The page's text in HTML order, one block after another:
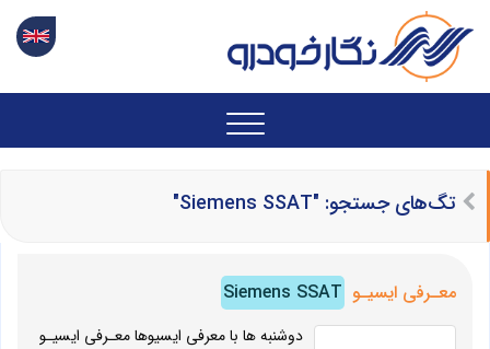
تگ‌های جستجو: "Siemens SSAT"
معـرفی ایسیـو Siemens SSAT
دوشنبه ها با معرفی ایسیوها معـرفی ایسیـو